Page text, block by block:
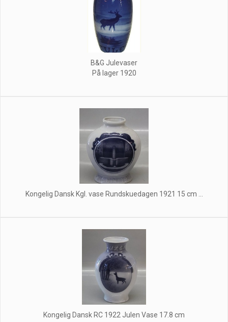
B&G Julevaser
På lager 1920
Kongelig Dansk Kgl. vase Rundskuedagen 1921 15 cm ...
Kongelig Dansk RC 1922 Julen Vase 17.8 cm